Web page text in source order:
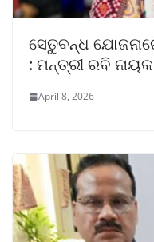
ସେତୁବନ୍ଧ
: ମନ୍ତ୍ରୀ ରବି ନାୟକ
April 8, 2026